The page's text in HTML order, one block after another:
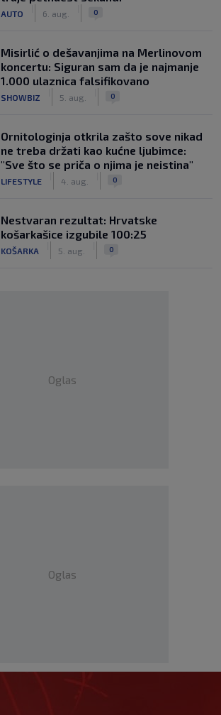
AUTO 6. aug. 0
Misirlić o dešavanjima na Merlinovom
koncertu: Siguran sam da je najmanje
1.000 ulaznica falsifikovano
SHOWBIZ 5. aug. 0
Ornitologinja otkrila zašto sove nikad
ne treba držati kao kućne ljubimce:
"Sve što se priča o njima je neistina"
LIFESTYLE 4. aug. 0
Nestvaran rezultat: Hrvatske
košarkašice izgubile 100:25
KOŠARKA 5. aug. 0
Oglas
Oglas